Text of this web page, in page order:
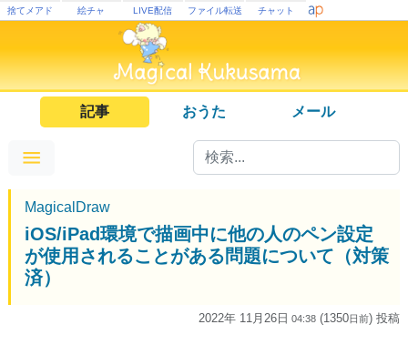
捨てメアド 絵チャ LIVE配信 ファイル転送 チャット
記事 おうた メール
MagicalDraw
iOS/iPad環境で描画中に他の人のペン設定
が使用されることがある問題について（対策
済）
2022年 11月26日 04:38 (1350日前) 投稿